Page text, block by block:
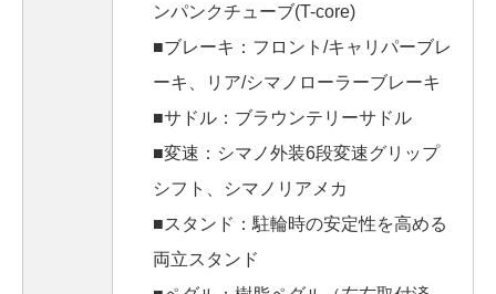
ンパンクチューブ(T-core)
■ブレーキ：フロント/キャリパーブレ
ーキ、リア/シマノローラーブレーキ
■サドル：ブラウンテリーサドル
■変速：シマノ外装6段変速グリップ
シフト、シマノリアメカ
■スタンド：駐輪時の安定性を高める
両立スタンド